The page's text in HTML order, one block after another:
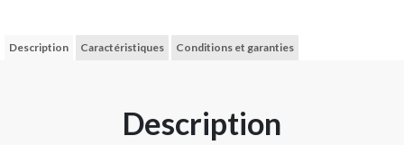
Description Caractéristiques Conditions et garanties
Description